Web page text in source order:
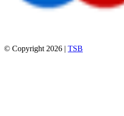
© Copyright 2026 | TSB